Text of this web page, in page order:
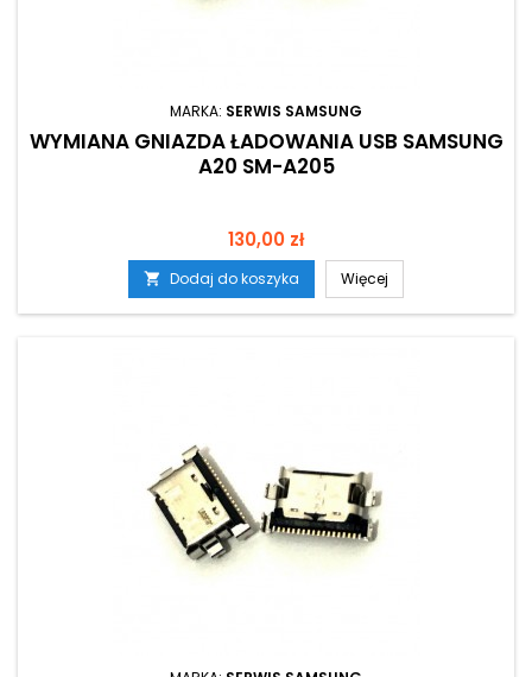
MARKA: SERWIS SAMSUNG
WYMIANA GNIAZDA ŁADOWANIA USB SAMSUNG
A20 SM-A205
Cena
130,00 zł
 Dodaj do koszyka Więcej